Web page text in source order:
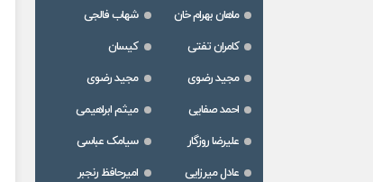
ماهان بهرام خان
شهاب فالجی
کامران تفتی
کیسان
مجید رضوی
مجید رضوی
احمد صفایی
میثم ابراهیمی
علیرضا روزگار
سیامک عباسی
عادل میرزایی
امیرحافظ رنجبر